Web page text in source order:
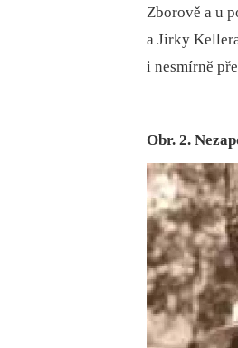
Zborově a u
a Jirky
i nesmírně
Obr. 2.